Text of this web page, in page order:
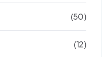
(50)
(12)